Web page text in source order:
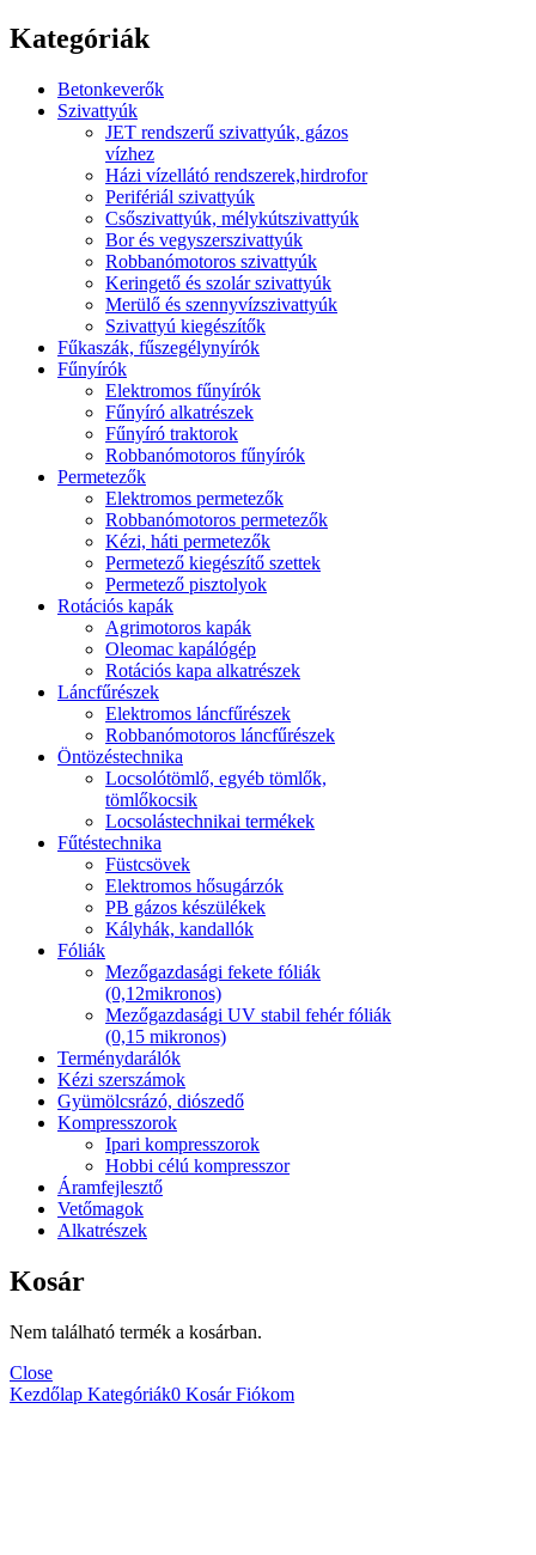
Kategóriák
Betonkeverők
Szivattyúk
JET rendszerű szivattyúk, gázos
vízhez
Házi vízellátó rendszerek,hirdrofor
Perifériál szivattyúk
Csőszivattyúk, mélykútszivattyúk
Bor és vegyszerszivattyúk
Robbanómotoros szivattyúk
Keringető és szolár szivattyúk
Merülő és szennyvízszivattyúk
Szivattyú kiegészítők
Fűkaszák, fűszegélynyírók
Fűnyírók
Elektromos fűnyírók
Fűnyíró alkatrészek
Fűnyíró traktorok
Robbanómotoros fűnyírók
Permetezők
Elektromos permetezők
Robbanómotoros permetezők
Kézi, háti permetezők
Permetező kiegészítő szettek
Permetező pisztolyok
Rotációs kapák
Agrimotoros kapák
Oleomac kapálógép
Rotációs kapa alkatrészek
Láncfűrészek
Elektromos láncfűrészek
Robbanómotoros láncfűrészek
Öntözéstechnika
Locsolótömlő, egyéb tömlők,
tömlőkocsik
Locsolástechnikai termékek
Fűtéstechnika
Füstcsövek
Elektromos hősugárzók
PB gázos készülékek
Kályhák, kandallók
Fóliák
Mezőgazdasági fekete fóliák
(0,12mikronos)
Mezőgazdasági UV stabil fehér fóliák
(0,15 mikronos)
Terménydarálók
Kézi szerszámok
Gyümölcsrázó, diószedő
Kompresszorok
Ipari kompresszorok
Hobbi célú kompresszor
Áramfejlesztő
Vetőmagok
Alkatrészek
Kosár
Nem található termék a kosárban.
Close
Kezdőlap Kategóriák0 KosárFiókom